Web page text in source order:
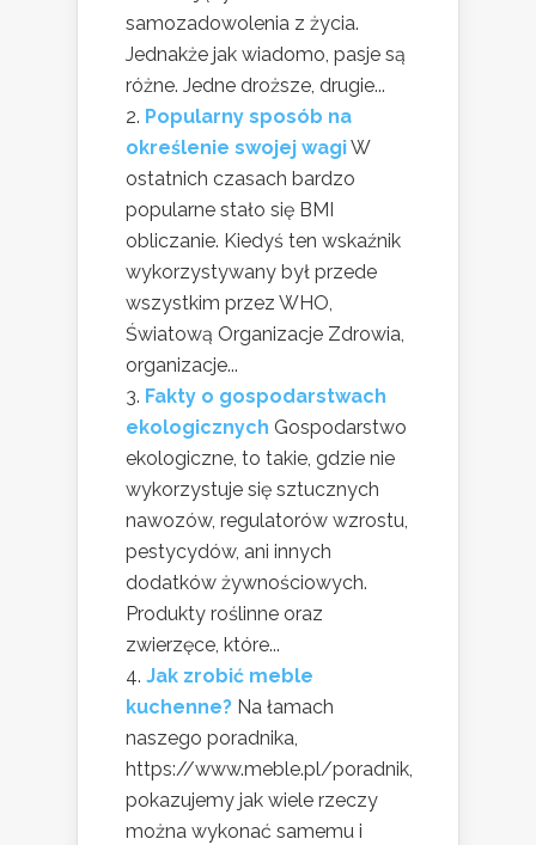
samozadowolenia z życia.
Jednakże jak wiadomo, pasje są
różne. Jedne droższe, drugie...
Popularny sposób na
określenie swojej wagiW
ostatnich czasach bardzo
popularne stało się BMI
obliczanie. Kiedyś ten wskaźnik
wykorzystywany był przede
wszystkim przez WHO,
Światową Organizacje Zdrowia,
organizacje...
Fakty o gospodarstwach
ekologicznych Gospodarstwo
ekologiczne, to takie, gdzie nie
wykorzystuje się sztucznych
nawozów, regulatorów wzrostu,
pestycydów, ani innych
dodatków żywnościowych.
Produkty roślinne oraz
zwierzęce, które...
Jak zrobić meble
kuchenne? Na łamach
naszego poradnika,
https://www.meble.pl/poradnik,
pokazujemy jak wiele rzeczy
można wykonać samemu i